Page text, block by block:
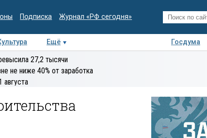
Подписка Журнал «РФ сегодня»
Ещё Госдума
Колумнисты
27,2 тысячи
не ниже 40% от заработка
августа